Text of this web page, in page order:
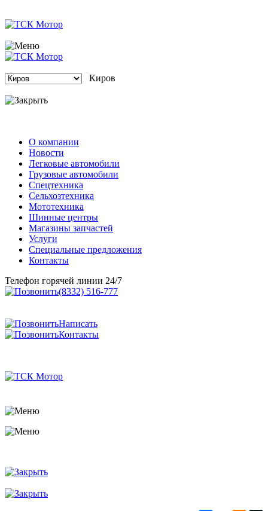
Киров
О компании
Новости
Легковые автомобили
Грузовые автомобили
Спецтехника
Сельхозтехника
Мототехника
Шинные центры
Магазины запчастей
Услуги
Специальные предложения
Контакты
Телефон горячей линии 24/7
(8332) 516-777
Написать
Контакты